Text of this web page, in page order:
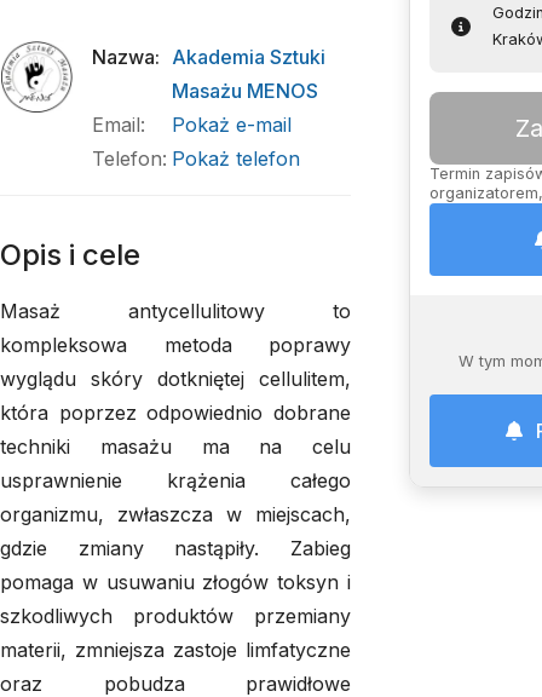
Termin
W tym
Nazwa: Akademia Sztuki
Masażu MENOS
Email:
Pokaż e-mail
Telefon: Pokaż telefon
Opis i cele
Masaż antycellulitowy to
kompleksowa metoda poprawy
wyglądu skóry dotkniętej cellulitem,
która poprzez odpowiednio dobrane
techniki masażu ma na celu
usprawnienie krążenia całego
organizmu, zwłaszcza w miejscach,
gdzie zmiany nastąpiły. Zabieg
pomaga w usuwaniu złogów toksyn i
szkodliwych produktów przemiany
materii, zmniejsza zastoje limfatyczne
oraz pobudza prawidłowe